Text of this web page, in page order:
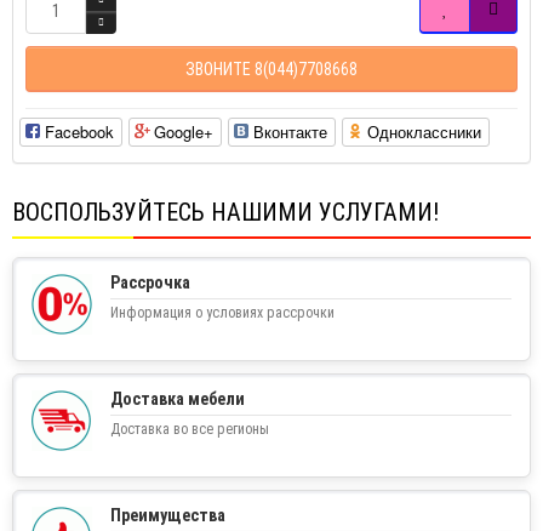
ЗВОНИТЕ 8(044)7708668
Facebook Google+ Вконтакте Одноклассники
ВОСПОЛЬЗУЙТЕСЬ НАШИМИ УСЛУГАМИ!
Рассрочка
Информация о условиях рассрочки
Доставка мебели
Доставка во все регионы
Преимущества